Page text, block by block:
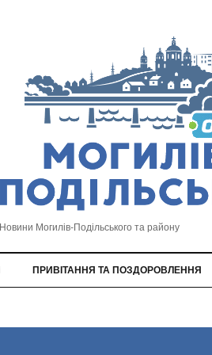
Новини Могилів-Подільського та району
ПРИВІТАННЯ ТА ПОЗДОРОВЛЕННЯ